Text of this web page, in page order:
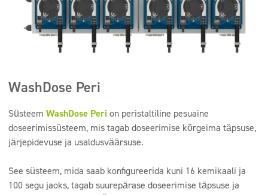
WashDose Peri
Süsteem WashDose Perion peristaltiline pesuaine
doseerimissüsteem, mis tagab doseerimise kõrgeima täpsuse,
järjepidevuse ja usaldusväärsuse.
See süsteem, mida saab konfigureerida kuni 16 kemikaali ja
100 segu jaoks, tagab suurepärase doseerimise täpsuse ja